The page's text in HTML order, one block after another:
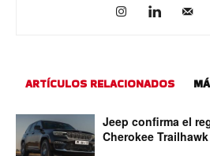
ARTÍCULOS RELACIONADOS
Jeep confirma el
Cherokee